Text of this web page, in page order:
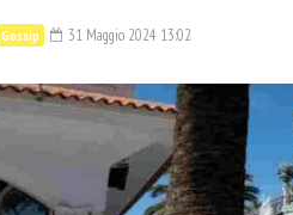
Gossip 31 Maggio 2024 13:02